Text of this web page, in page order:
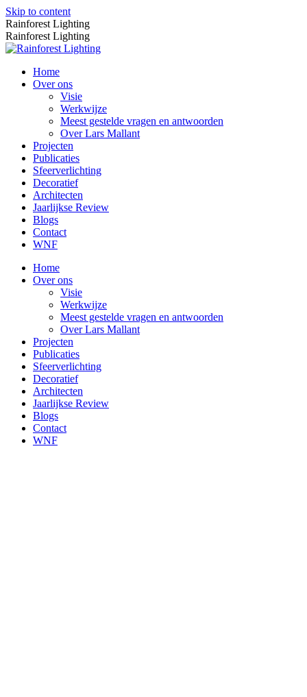
Skip to content
Rainforest Lighting
Rainforest Lighting
Home
Over ons
Visie
Werkwijze
Meest gestelde vragen en antwoorden
Over Lars Mallant
Projecten
Publicaties
Sfeerverlichting
Decoratief
Architecten
Jaarlijkse Review
Blogs
Contact
WNF
Home
Over ons
Visie
Werkwijze
Meest gestelde vragen en antwoorden
Over Lars Mallant
Projecten
Publicaties
Sfeerverlichting
Decoratief
Architecten
Jaarlijkse Review
Blogs
Contact
WNF